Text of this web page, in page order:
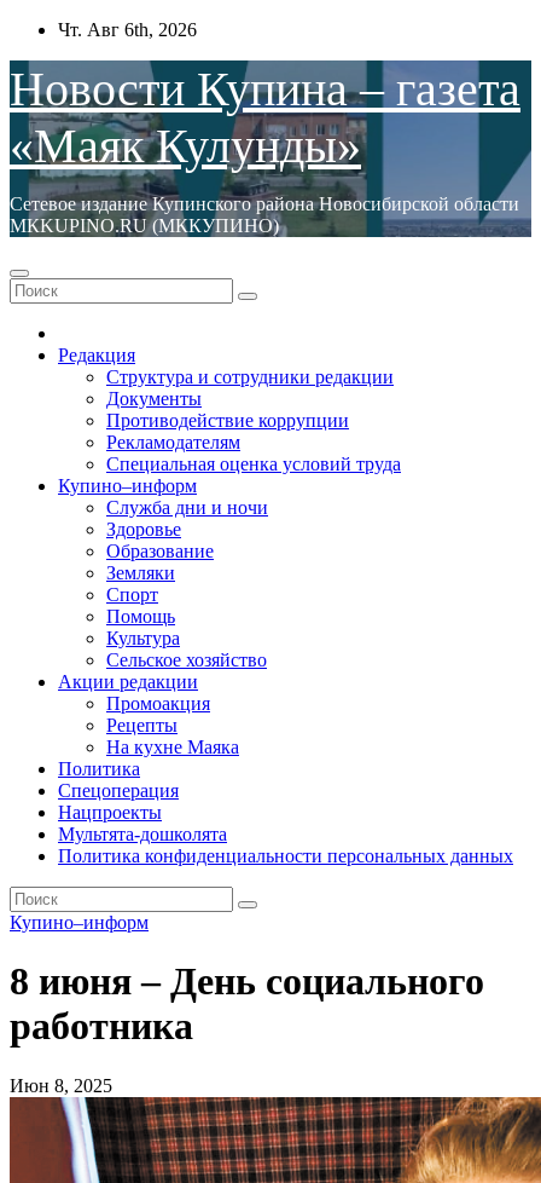
Перейти
содержимому
Чт. Авг 6th, 2026
Новости Купина – газета
«Маяк Кулунды»
Сетевое издание Купинского района Новосибирской области
МКKUPINO.RU (МККУПИНО)
Редакция
Структура и сотрудники редакции
Документы
Противодействие коррупции
Рекламодателям
Специальная оценка условий труда
Купино–информ
Служба дни и ночи
Здоровье
Образование
Земляки
Спорт
Помощь
Культура
Сельское хозяйство
Акции редакции
Промоакция
Рецепты
На кухне Маяка
Политика
Спецоперация
Нацпроекты
Мультята-дошколята
Политика конфиденциальности персональных данных
Купино–информ
8 июня – День социального
работника
Июн 8, 2025